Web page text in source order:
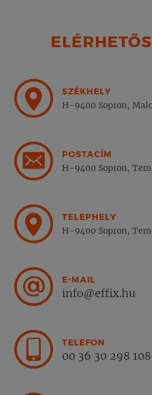
SZÉKHELY
H-9400 Sopron,
POSTACÍM
H-9400 Sopron,
TELEPHELY
H-9400 Sopron,
E-MAIL
info@effix.hu
TELEFON
00 36 30 298